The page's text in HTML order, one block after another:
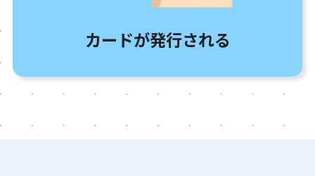
カードが発行される